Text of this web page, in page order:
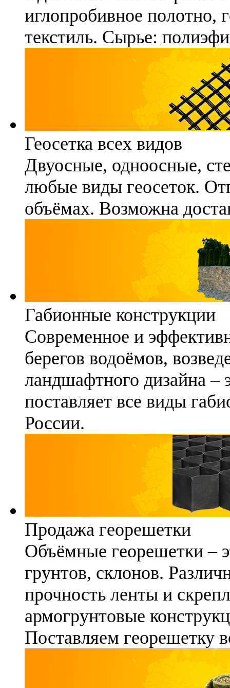
иглопробивное полотно,
текстиль. Сырье:
Геосетка всех видов
Двуосные, одноосные,
любые виды геосеток.
объёмах. Возможна
Габионные конструкции
Современное и
берегов водоёмов,
ландшафтного дизайна
поставляет все виды
России.
Продажа георешетки
Объёмные георешетки –
грунтов, склонов.
прочность ленты и
армогрунтовые
Поставляем георешетку